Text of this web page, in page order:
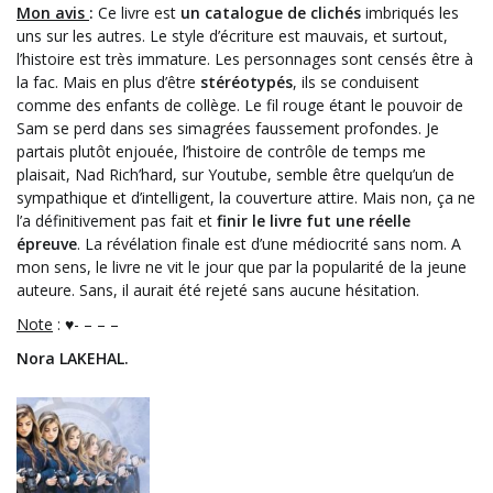
Mon avis : Ce livre est un catalogue de clichés imbriqués les
uns sur les autres. Le style d’écriture est mauvais, et surtout,
l’histoire est très immature. Les personnages sont censés être à
la fac. Mais en plus d’être stéréotypés, ils se conduisent
comme des enfants de collège. Le fil rouge étant le pouvoir de
Sam se perd dans ses simagrées faussement profondes. Je
partais plutôt enjouée, l’histoire de contrôle de temps me
plaisait, Nad Rich’hard, sur Youtube, semble être quelqu’un de
sympathique et d’intelligent, la couverture attire. Mais non, ça ne
l’a définitivement pas fait et finir le livre fut une réelle
épreuve. La révélation finale est d’une médiocrité sans nom. A
mon sens, le livre ne vit le jour que par la popularité de la jeune
auteure. Sans, il aurait été rejeté sans aucune hésitation.
Note : ♥- – – –
Nora LAKEHAL.